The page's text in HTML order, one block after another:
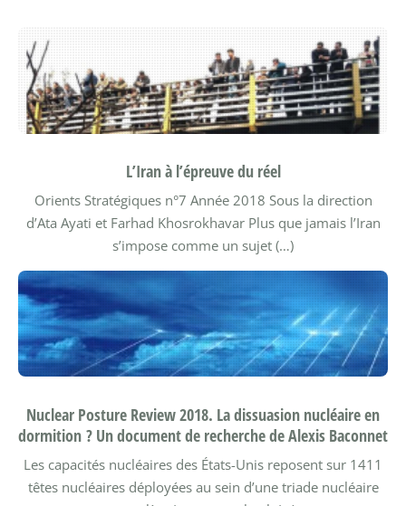
L’Iran à l’épreuve du réel
Orients Stratégiques n°7 Année 2018 Sous la direction
d’Ata Ayati et Farhad Khosrokhavar Plus que jamais l’Iran
s’impose comme un sujet (…)
Nuclear Posture Review 2018. La dissuasion nucléaire en
dormition ? Un document de recherche de Alexis Baconnet
Les capacités nucléaires des États-Unis reposent sur 1411
têtes nucléaires déployées au sein d’une triade nucléaire